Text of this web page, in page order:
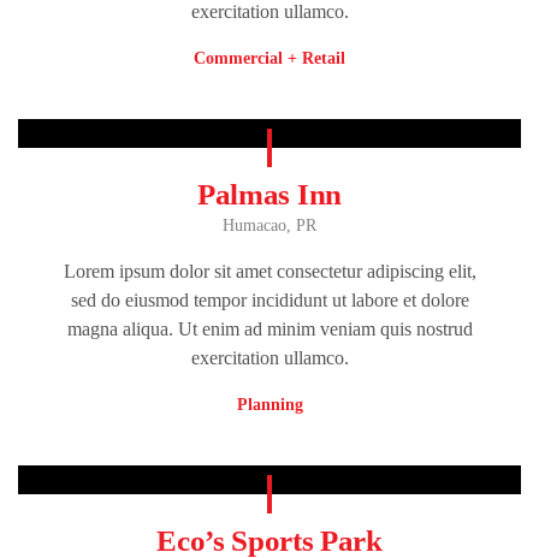
exercitation ullamco.
Commercial + Retail
Palmas Inn
Humacao, PR
Lorem ipsum dolor sit amet consectetur adipiscing elit,
sed do eiusmod tempor incididunt ut labore et dolore
magna aliqua. Ut enim ad minim veniam quis nostrud
exercitation ullamco.
Planning
Eco’s Sports Park